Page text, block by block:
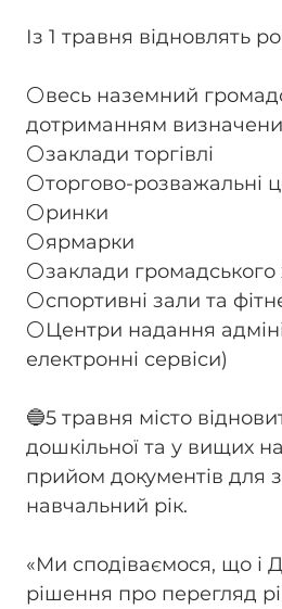
​​Із 1 травня відновлять
⚪️весь наземний
дотриманням
⚪️заклади торгівлі
⚪️торгово-розважальні
⚪️ринки
⚪️ярмарки
⚪️заклади
⚪️спортивні зали та
⚪️Центри надання
електронні сервіси)
🔵5 травня місто
дошкільної та у вищих
прийом документів для
навчальний рік.
«Ми сподіваємося, що і
рішення про перегляд